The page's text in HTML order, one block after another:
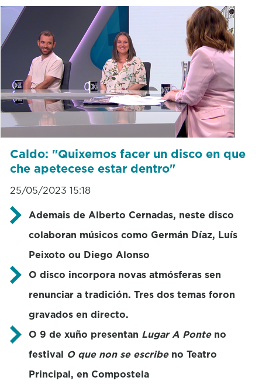
Caldo: "Quixemos facer un disco en que
che apetecese estar dentro"
25/05/2023 15:18
Ademais de Alberto Cernadas, neste disco
colaboran músicos como Germán Díaz, Luís
Peixoto ou Diego Alonso
O disco incorpora novas atmósferas sen
renunciar a tradición. Tres dos temas foron
gravados en directo.
O 9 de xuño presentan Lugar A Ponteno
festival O que non se escribe no Teatro
Principal, en Compostela